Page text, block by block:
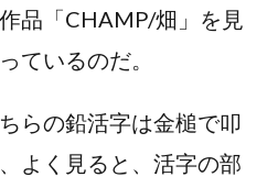
品「CHAMP/畑」を見
ているのだ。
らの鉛活字は金槌で叩
よく見ると、活字の部